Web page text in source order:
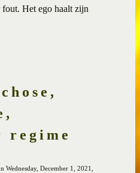
Het ego haalt zijn
Wednesday, December 1, 2021,